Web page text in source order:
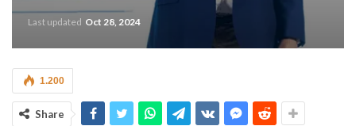
Last updated Oct 28, 2024
1.200
Share